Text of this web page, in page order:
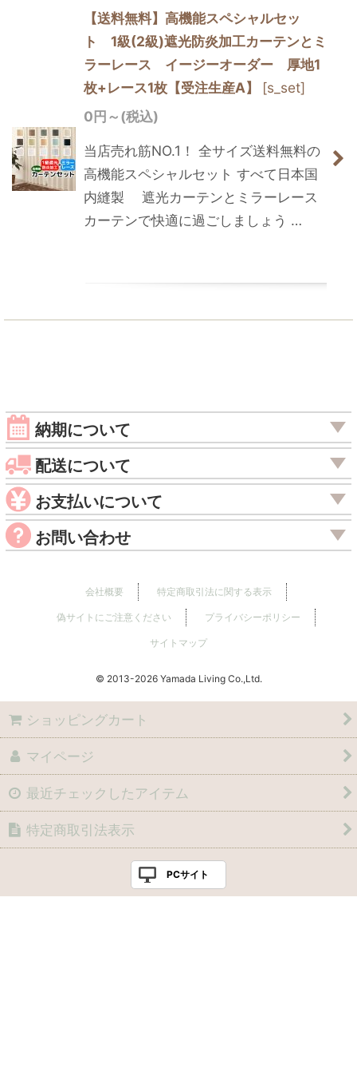
【送料無料】高機能スペシャルセッ
ト 1級(2級)遮光防炎加工カーテンとミ
ラーレース イージーオーダー 厚地1
枚+レース1枚【受注生産A】
[s_set]
0円 ～(税込)
当店売れ筋NO.1！ 全サイズ送料無料の
高機能スペシャルセット すべて日本国
内縫製 遮光カーテンとミラーレース
カーテンで快適に過ごしましょう …
納期について
配送について
お支払いについて
お問い合わせ
会社概要 特定商取引法に関する表示
偽サイトにご注意ください プライバシーポリシー
サイトマップ
© 2013 Yamada Living Co.,Ltd.
ショッピングカート
マイページ
最近チェックしたアイテム
特定商取引法表示
PCサイト